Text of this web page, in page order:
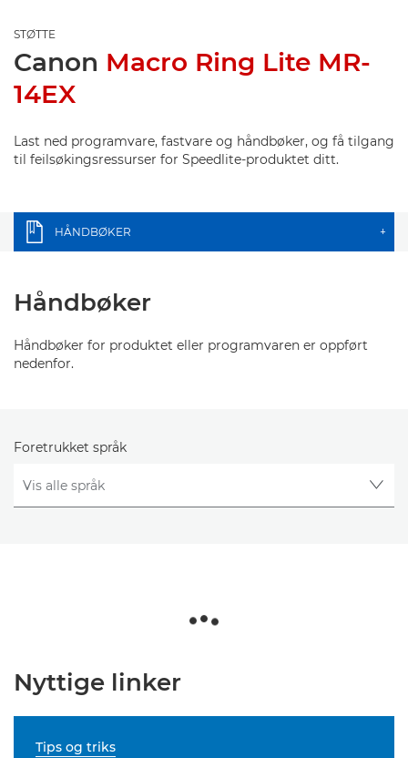
STØTTE
Canon Macro Ring Lite MR-
14EX
Last ned programvare, fastvare og håndbøker, og få tilgang
til feilsøkingsressurser for Speedlite-produktet ditt.
HÅNDBØKER +
Håndbøker
Håndbøker for produktet eller programvaren er oppført
nedenfor.
Foretrukket språk
Nyttige linker
Tips og triks